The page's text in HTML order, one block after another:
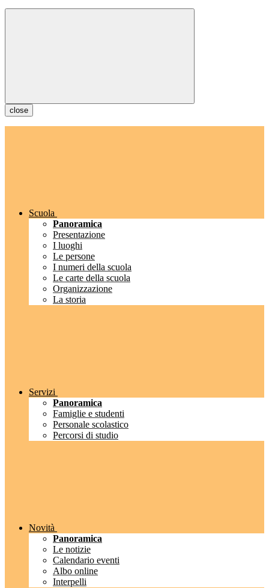
close
Scuola
Panoramica
Presentazione
I luoghi
Le persone
I numeri della scuola
Le carte della scuola
Organizzazione
La storia
Servizi
Panoramica
Famiglie e studenti
Personale scolastico
Percorsi di studio
Novità
Panoramica
Le notizie
Calendario eventi
Albo online
Interpelli